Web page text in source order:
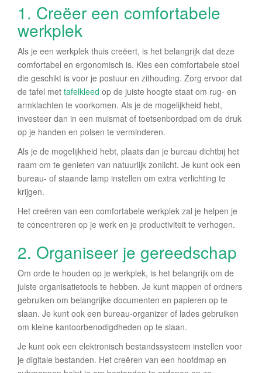
1. Creëer een comfortabele
werkplek
Als je een werkplek thuis creëert, is het belangrijk dat deze
comfortabel en ergonomisch is. Kies een comfortabele stoel
die geschikt is voor je postuur en zithouding. Zorg ervoor dat
de tafel met tafelkleed op de juiste hoogte staat om rug- en
armklachten te voorkomen. Als je de mogelijkheid hebt,
investeer dan in een muismat of toetsenbordpad om de druk
op je handen en polsen te verminderen.
Als je de mogelijkheid hebt, plaats dan je bureau dichtbij het
raam om te genieten van natuurlijk zonlicht. Je kunt ook een
bureau- of staande lamp instellen om extra verlichting te
krijgen.
Het creëren van een comfortabele werkplek zal je helpen je
te concentreren op je werk en je productiviteit te verhogen.
2. Organiseer je gereedschap
Om orde te houden op je werkplek, is het belangrijk om de
juiste organisatietools te hebben. Je kunt mappen of ordners
gebruiken om belangrijke documenten en papieren op te
slaan. Je kunt ook een bureau-organizer of lades gebruiken
om kleine kantoorbenodigdheden op te slaan.
Je kunt ook een elektronisch bestandssysteem instellen voor
je digitale bestanden. Het creëren van een hoofdmap en